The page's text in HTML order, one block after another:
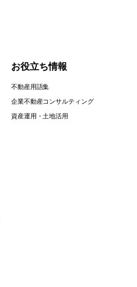
お役立ち情報
不動産用語集
企業不動産コンサルティング
資産運用・土地活用